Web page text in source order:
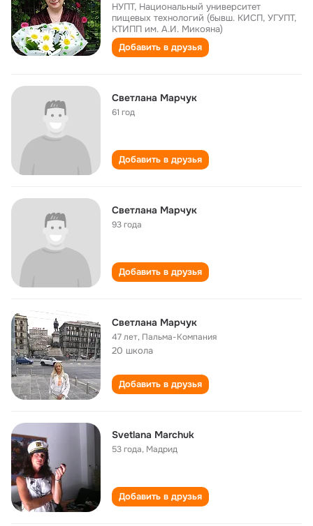
НУПТ, Национальный университет
пищевых технологий (бывш. КИСП, УГУПТ,
КТИПП им. А.И. Микояна)
Добавить в друзья
Светлана Марчук
61 год
Добавить в друзья
Светлана Марчук
93 года
Добавить в друзья
Cветлана Марчук
47 лет, Пальма-Компания
20 школа
Добавить в друзья
Svetlana Marchuk
53 года, Мадрид
Добавить в друзья